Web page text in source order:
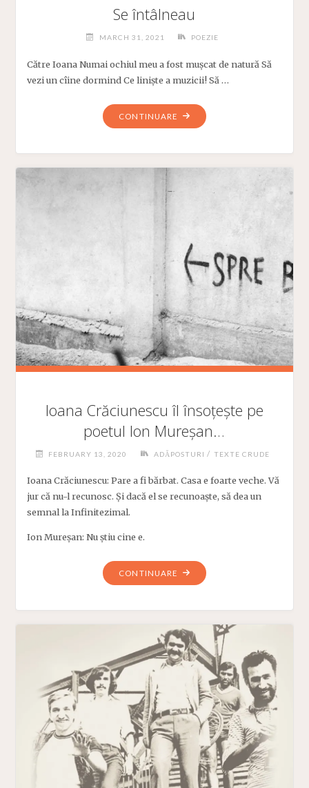
Se întâlneau
MARCH 31, 2021 POEZIE
Către Ioana Numai ochiul meu a fost mușcat de natură Să
vezi un cîine dormind Ce liniște a muzicii! Să …
CONTINUARE
"SE
ÎNTÂLNEAU"
Ioana Crăciunescu îl însoțește pe
poetul Ion Mureșan…
FEBRUARY 13, 2020 ADĂPOSTURI / TEXTE CRUDE
Ioana Crăciunescu: Pare a fi bărbat. Casa e foarte veche. Vă
jur că nu-l recunosc. Și dacă el se recunoaște, să dea un
semnal la Infinitezimal.
Ion Mureșan: Nu știu cine e.
CONTINUARE
"IOANA
PE
POETUL
ION
MUREȘAN…"